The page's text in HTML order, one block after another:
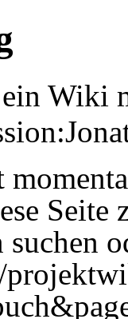
Wiki
Seite
suchen